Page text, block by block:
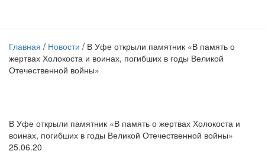
Главная / Новости / В Уфе открыли памятник «В память о
жертвах Холокоста и воинах, погибших в годы Великой
Отечественной войны»
В Уфе открыли памятник «В память о жертвах Холокоста и
воинах, погибших в годы Великой Отечественной войны»
25.06.20